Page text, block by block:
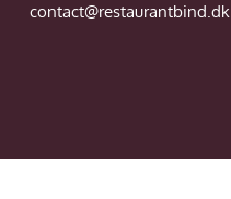
contact@restaurantbind.dk